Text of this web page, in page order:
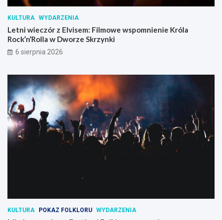
KULTURA WYDARZENIA
Letni wieczór z Elvisem: Filmowe wspomnienie Króla
Rock’n’Rolla w Dworze Skrzynki
6 sierpnia 2026
KULTURA POKAZ FOLKLORU WYDARZENIA